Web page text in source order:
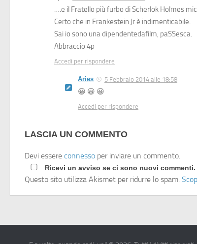
….e il Fratello più furbo di Scherlok Holmes
Certo che in Frankestein Jr è indimenticabile.
Sai io sono una dipendentedafilm, paSSesca.
Abbraccio 4p
Accedi per rispondere
Aries 5 Febbraio 2014 alle 18:58
😀 😀 😀
Accedi per rispondere
LASCIA UN COMMENTO
Devi essere connesso per inviare un commento.
Ricevi un avviso se ci sono nuovi commenti.
Questo sito utilizza Akismet per ridurre lo spam.